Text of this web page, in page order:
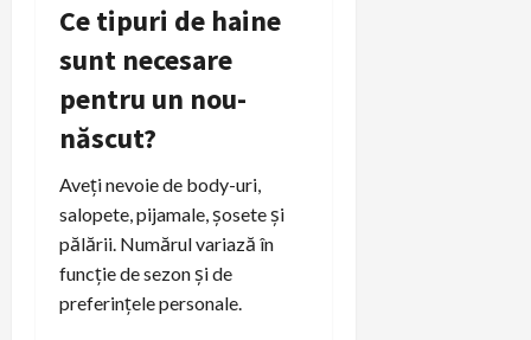
Ce tipuri de haine
sunt necesare
pentru un nou-
născut?
Aveți nevoie de body-uri,
salopete, pijamale, șosete și
pălării. Numărul variază în
funcție de sezon și de
preferințele personale.